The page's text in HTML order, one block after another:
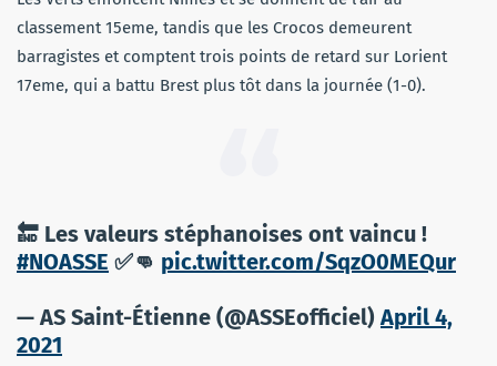
classement 15eme, tandis que les Crocos demeurent
barragistes et comptent trois points de retard sur Lorient
17eme, qui a battu Brest plus tôt dans la journée (1-0).
🔚 Les valeurs stéphanoises ont vaincu !
#NOASSE ✅👊 pic.twitter.com/SqzO0MEQur
— AS Saint-Étienne (@ASSEofficiel)April 4,
2021